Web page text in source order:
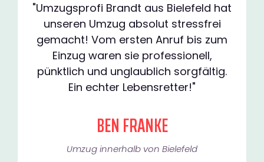
"Umzugsprofi Brandt aus Bielefeld hat
unseren Umzug absolut stressfrei
gemacht! Vom ersten Anruf bis zum
Einzug waren sie professionell,
pünktlich und unglaublich sorgfältig.
Ein echter Lebensretter!"
BEN FRANKE
Umzug innerhalb von Bielefeld​